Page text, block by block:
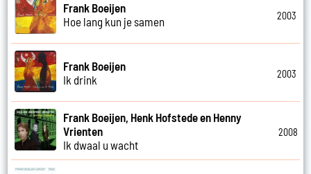
Frank Boeijen
Hoe lang kun je samen
2003
Frank Boeijen
Ik drink
2003
Frank Boeijen, Henk Hofstede en Henny
Vrienten
Ik dwaal u wacht
2008